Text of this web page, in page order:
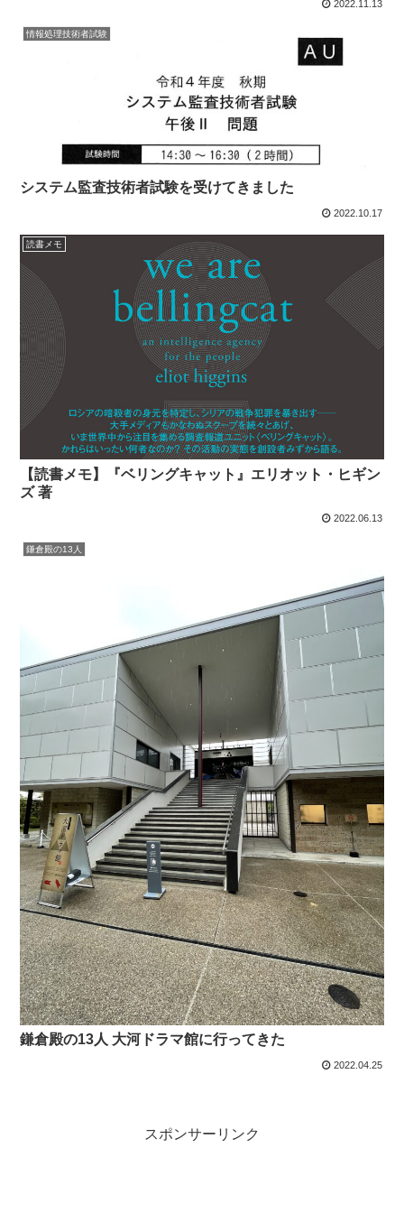
2022.11.13
情報処理技術者試験
システム監査技術者試験を受けてきました
2022.10.17
読書メモ
【読書メモ】『ベリングキャット』エリオット・ヒギン
ズ 著
2022.06.13
鎌倉殿の13人
鎌倉殿の13人 大河ドラマ館に行ってきた
2022.04.25
スポンサーリンク